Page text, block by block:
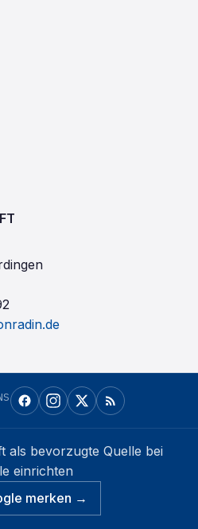
als bevorzugte Quelle bei
einrichten
merken →